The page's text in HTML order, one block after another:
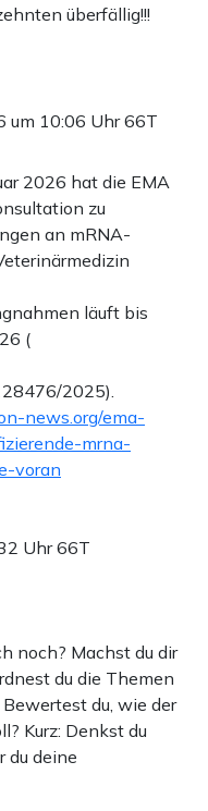
überfällig!!!
um 10:06 Uhr66T
2026 hat die EMA
zu
an mRNA-
läuft bis
(
2025).
news.org/ema-
mrna-
voran
Uhr66T
noch? Machst du dir
du die Themen
du, wie der
Kurz: Denkst du
du deine